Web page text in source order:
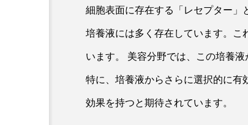
細胞表面に存在する「レセプター」
培養液には多く存在しています。こ
います。 美容分野では、この培養
特に、培養液からさらに選択的に有
効果を持つと期待されています。